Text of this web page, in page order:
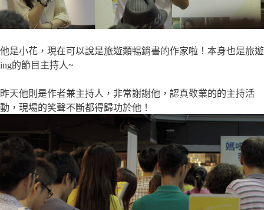
他是小花，現在可以說是旅遊類暢銷書的作家啦！本身也是旅遊
ing的節目主持人~
昨天他則是作者兼主持人，非常謝謝他，認真敬業的的主持活
動，現場的笑聲不斷都得歸功於他！